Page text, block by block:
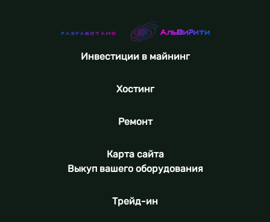
Инвестиции в майнинг
Хостинг
Ремонт
Карта сайта
Выкуп вашего оборудования
Трейд-ин